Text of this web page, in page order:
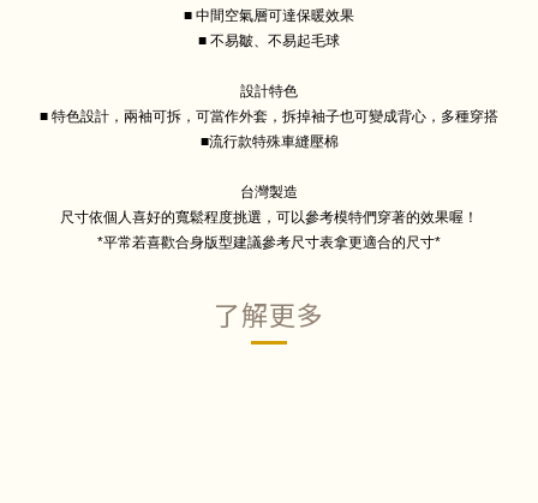
■ 中間空氣層可達保暖效果
■ 不易皺、不易起毛球
設計特色
■ 特色設計，兩袖可拆，可當作外套，拆掉袖子也可變成背心，多種穿搭
■流行款特殊車縫壓棉
台灣製造
尺寸依個人喜好的寬鬆程度挑選，可以參考模特們穿著的效果喔！
*平常若喜歡合身版型建議參考尺寸表拿更適合的尺寸*
了解更多